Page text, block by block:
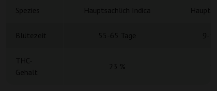
Spezies Hauptsächlich Indica
THC-
Gehalt
23 %